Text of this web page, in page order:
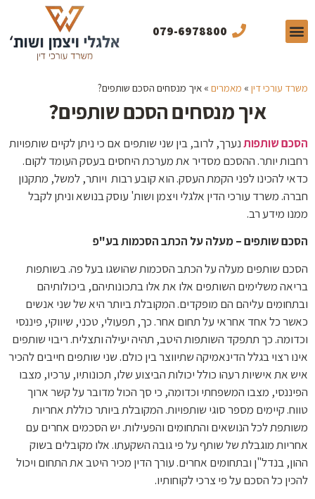
079-6978800
משרד עורכי דין » מאמרים » איך מנסחים הסכם שותפים?
איך מנסחים הסכם שותפים?
הסכם שותפותנערך, לרוב, בין שני שותפים אם כי ניתן לקיים שותפויות
רחבות יותר. ההסכם מסדיר את מערכת היחסים בעסק העומד לקום.
כדאי להכינו לפני הקמת העסק. הוא קובע רבות ויותר, למשל, מתקנון
חברה. משרד עורכי הדין אלגלי ויצמן ושות' עוסק בנושא וניתן לקבל
ממנו מידע רב.
הסכם שותפים – מעלה על הכתב הסכמות בע"פ
הסכם שותפים מעלה על הכתב הסכמות שהושגו בעל פה. בשותפות
בריאה משלימים השותפים אלו את אלו בתכונותיהם, ביכולותיהם
ובתחומים עליהם הם מופקדים. המקובלת ביותר היא של שני אנשים
כאשר כל אחד אחראי על תחום אחר. כך, תפעולי, טכני, שיווקי, פיננסי
וכדומה. כך תתפקד השותפות היטב, תהיה יעילה ותצליח. ריבוי שותפים
אינו רצוי בגלל הדינאמיקה שתיווצר בין כולם. שני שותפים חייבים להכיר
איש את אישיות רעהו כולל יכולות הביצוע שלו, תכונותיו, ערכיו, מצבו
הפיננסי, מצבו המשפחתי וכדומה, כי סך הכול מדובר על קשר ארוך
טווח. קיימים מספר סוגי שותפויות. המקובלת ביותר כוללת אחריות
משותפת לכל הנושאים והתחומים והפעילות. יש הסכמים אחרים עם
אחריות מוגבלת של שותף על פי גובה השקעתו. אלו מקובלים בשוק
ההון, בנדל"ן ובתחומים אחרים. עורך הדין מכיר היטב את התחום ויכול
להכין כל הסכם על פי צרכי לקוחותיו.